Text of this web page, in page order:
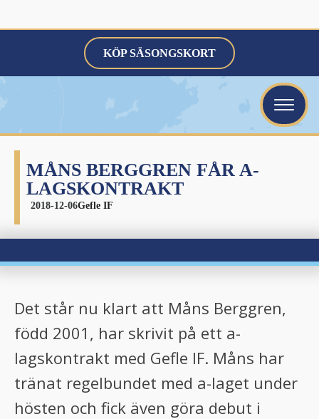
KÖP SÄSONGSKORT
MÅNS BERGGREN FÅR A-
LAGSKONTRAKT
2018-12-06Gefle IF
Det står nu klart att Måns Berggren,
född 2001, har skrivit på ett a-
lagskontrakt med Gefle IF. Måns har
tränat regelbundet med a-laget under
hösten och fick även göra debut i